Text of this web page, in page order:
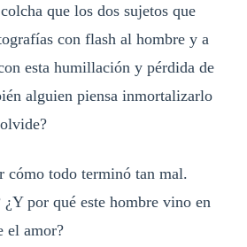
que los dos sujetos que
con flash al hombre y a
esta humillación y pérdida de
alguien piensa inmortalizarlo
cómo todo terminó tan mal.
¿Y por qué este hombre vino en
el amor?